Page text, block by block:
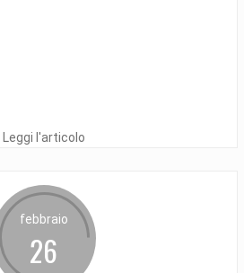
Leggi l'articolo
febbraio
26